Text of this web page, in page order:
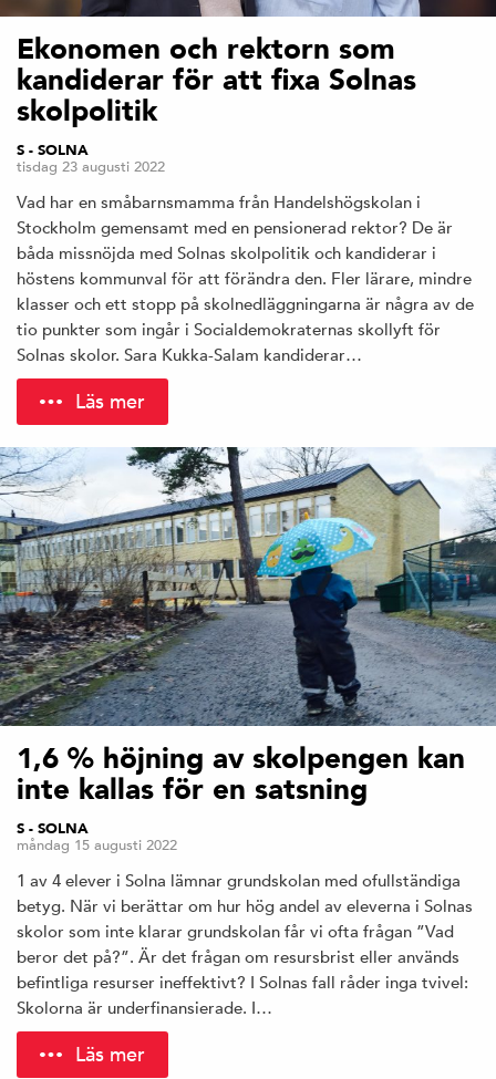
Ekonomen och rektorn som
kandiderar för att fixa Solnas
skolpolitik
S - SOLNA
tisdag 23 augusti 2022
Vad har en småbarnsmamma från Handelshögskolan i
Stockholm gemensamt med en pensionerad rektor? De är
båda missnöjda med Solnas skolpolitik och kandiderar i
höstens kommunval för att förändra den. Fler lärare, mindre
klasser och ett stopp på skolnedläggningarna är några av de
tio punkter som ingår i Socialdemokraternas skollyft för
Solnas skolor. Sara Kukka-Salam kandiderar…
Läs mer
1,6 % höjning av skolpengen kan
inte kallas för en satsning
S - SOLNA
måndag 15 augusti 2022
1 av 4 elever i Solna lämnar grundskolan med ofullständiga
betyg. När vi berättar om hur hög andel av eleverna i Solnas
skolor som inte klarar grundskolan får vi ofta frågan ”Vad
beror det på?”. Är det frågan om resursbrist eller används
befintliga resurser ineffektivt? I Solnas fall råder inga tvivel:
Skolorna är underfinansierade. I…
Läs mer